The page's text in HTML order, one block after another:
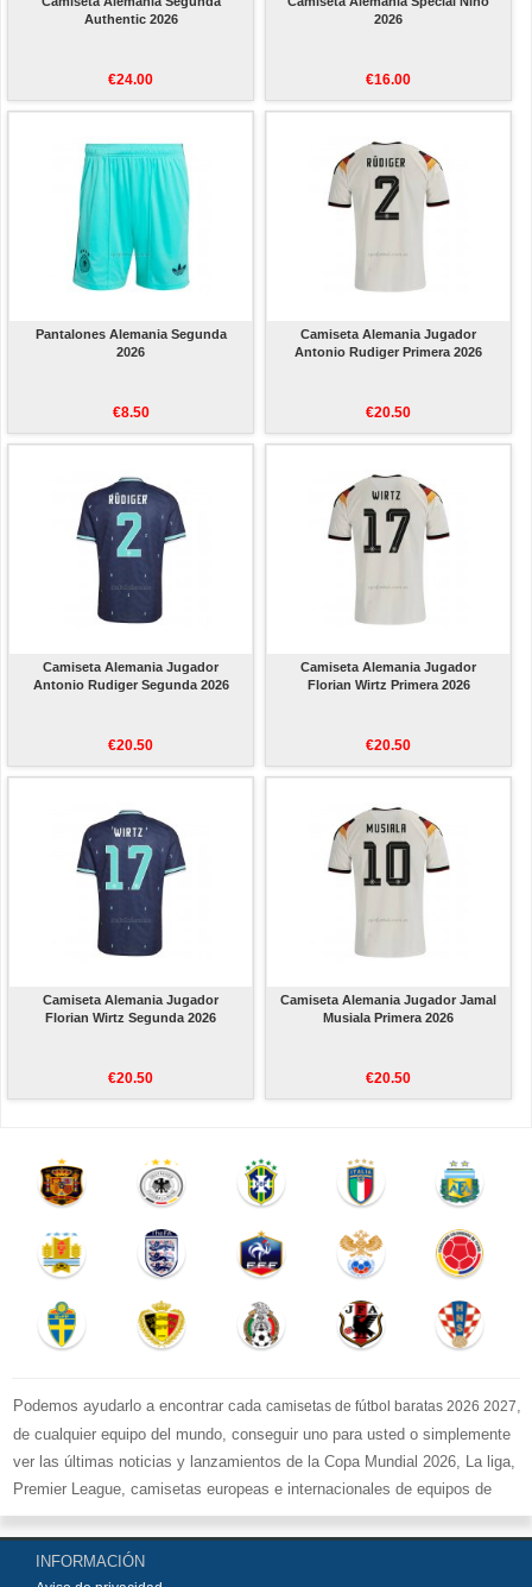
Authentic 2026
€24.00
2026
€16.00
Pantalones Alemania Segunda
2026
€8.50
Camiseta Alemania Jugador
Antonio Rudiger Primera 2026
€20.50
Camiseta Alemania Jugador
Antonio Rudiger Segunda 2026
€20.50
Camiseta Alemania Jugador
Florian Wirtz Primera 2026
€20.50
Camiseta Alemania Jugador
Florian Wirtz Segunda 2026
€20.50
Camiseta Alemania Jugador Jamal
Musiala Primera 2026
€20.50
Podemos ayudarlo a encontrar cada camisetas de fútbol baratas 2026 2027,
de cualquier equipo del mundo, conseguir uno para usted o simplemente
ver las últimas noticias y lanzamientos de la Copa Mundial 2026, La liga,
Premier League, camisetas europeas e internacionales de equipos de
fútbol y kits.
Comprecamisetas de fútbol baratas replicasen la tienda deportiva
más grande de Europa. ¡Grandes ofertas en todas las camisetas del club
INFORMACIÓN